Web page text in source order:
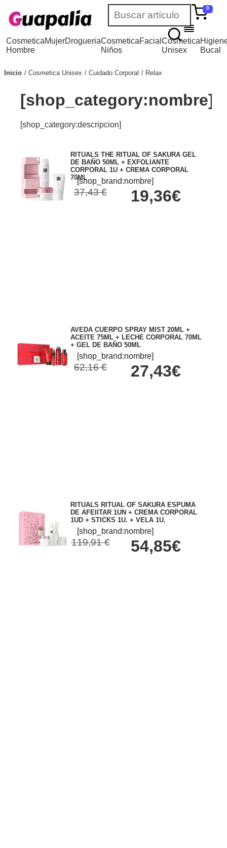
0
Cosmetica
Hombre
MujerDrogueriaCosmetica
Niños
FacialCosmetica
Unisex
Bucal
Inicio Cosmetica Unisex Cuidado Corporal Relax
[shop_category:nombre]
[shop_category:descripcion]
RITUALS THE RITUAL OF SAKURA GEL
DE BAÑO 50ML + EXFOLIANTE
CORPORAL 1U + CREMA CORPORAL
70ML
[shop_brand:nombre]
37,43 € 19,36€
AVEDA CUERPO SPRAY MIST 20ML +
ACEITE 75ML + LECHE CORPORAL 70ML
+ GEL DE BAÑO 50ML
[shop_brand:nombre]
62,16 € 27,43€
RITUALS RITUAL OF SAKURA ESPUMA
DE AFEIITAR 1UN + CREMA CORPORAL
1UD + STICKS 1U. + VELA 1U.
[shop_brand:nombre]
119,91 € 54,85€